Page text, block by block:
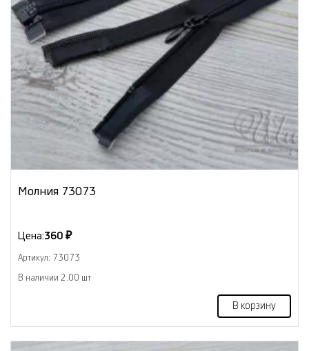
Молния 73073
Цена:360 ₽
Артикул: 73073
В наличии 2.00 шт
В корзину